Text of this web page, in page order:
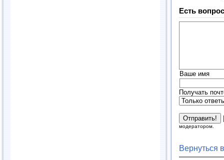
Есть
Ваше имя
Получать
модератором.
Вернуться